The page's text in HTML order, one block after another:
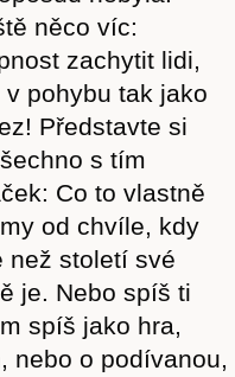
něco víc:
zachytit lidi,
pohybu tak jako
Představte si
s tím
Co to vlastně
od chvíle, kdy
než století své
je. Nebo spíš ti
spíš jako hra,
nebo o podívanou,